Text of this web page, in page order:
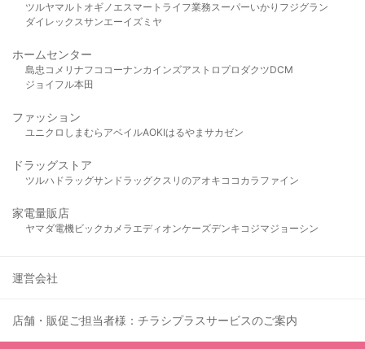
ツルヤマルト オギノ エスマート ライフ業務スーパーいかり フジグラン
ダイレックスサンエーイズミヤ
ホームセンター
島忠 コメリ ナフコ コーナンカインズアストロプロダクツDCM
ジョイフル本田
ファッション
ユニクロ しまむら アベイルAOKIはるやま サカゼン
ドラッグストア
ツルハドラッグサンドラッグクスリのアオキ ココカラファイン
家電量販店
ヤマダ電機ビックカメラ エディオンケーズデンキ コジマジョーシン
運営会社
店舗・販促ご担当者様：チラシプラスサービスのご案内